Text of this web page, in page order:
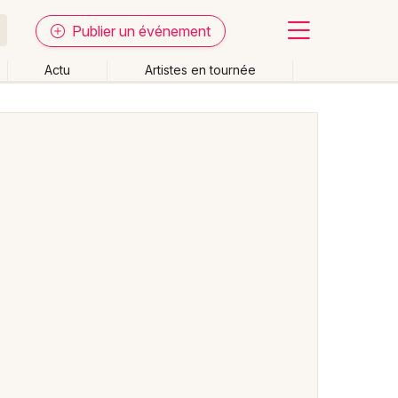
Publier un événement
Actu Artistes en tournée